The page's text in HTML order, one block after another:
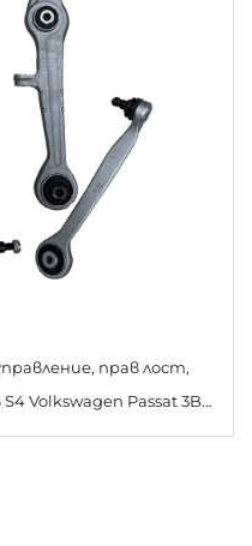
прав лост,
Volkswagen Passat 3B2